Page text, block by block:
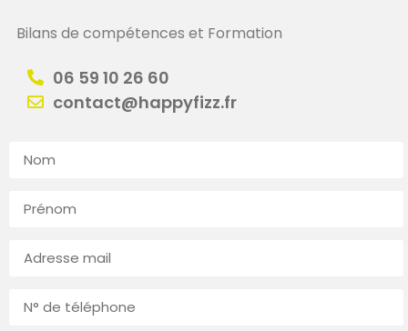
Bilans de compétences et Formation
06 59 10 26 60
contact@happyfizz.fr